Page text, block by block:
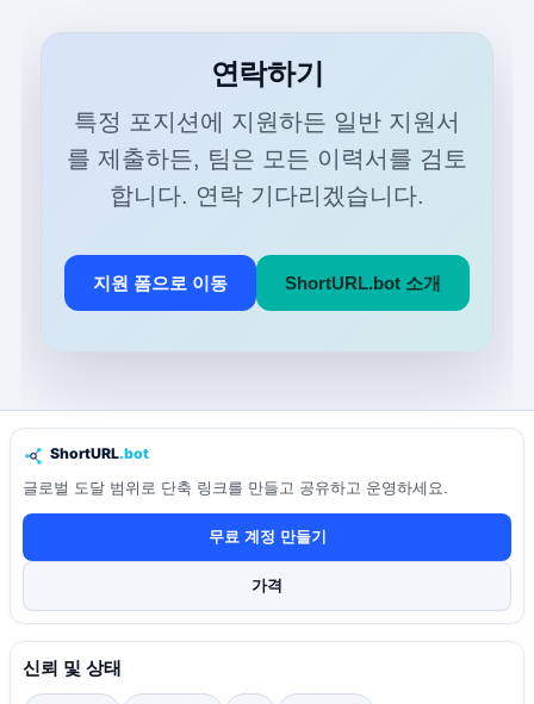
연락하기
특정 포지션에 지원하든 일반 지원서
를 제출하든, 팀은 모든 이력서를 검토
합니다. 연락 기다리겠습니다.
지원 폼으로 이동 ShortURL.bot 소개
글로벌 도달 범위로 단축 링크를 만들고 공유하고 운영하세요.
무료 계정 만들기
가격
신뢰 및 상태